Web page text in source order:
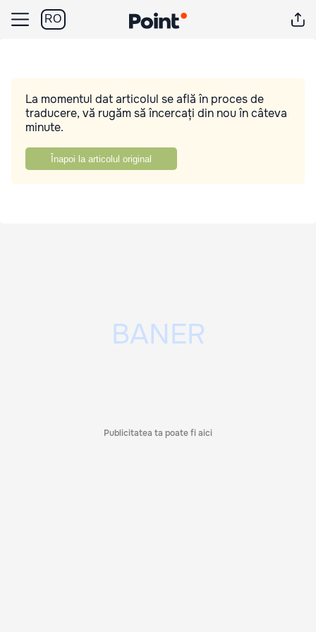
RO
La momentul dat articolul se află în proces de
traducere, vă rugăm să încercați din nou în câteva
minute.
Înapoi la articolul original
Publicitatea ta poate fi aici